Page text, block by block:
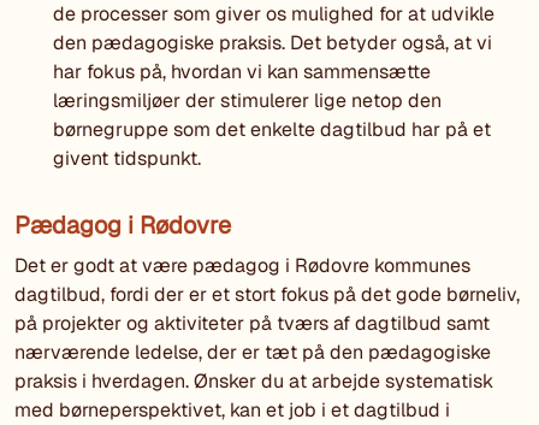
de processer som giver os mulighed for at udvikle
den pædagogiske praksis. Det betyder også, at vi
har fokus på, hvordan vi kan sammensætte
læringsmiljøer der stimulerer lige netop den
børnegruppe som det enkelte dagtilbud har på et
givent tidspunkt.
Pædagog i Rødovre
Det er godt at være pædagog i Rødovre kommunes
dagtilbud, fordi der er et stort fokus på det gode børneliv,
på projekter og aktiviteter på tværs af dagtilbud samt
nærværende ledelse, der er tæt på den pædagogiske
praksis i hverdagen. Ønsker du at arbejde systematisk
med børneperspektivet, kan et job i et dagtilbud i